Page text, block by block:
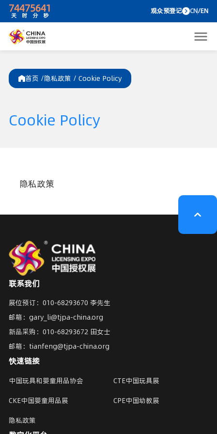
74
天
47
时
56
分
观众预
首页 /隐私政策 / Cookie Policy
Cookie Policy
隐私政策
联系我们
展位预订： 010-68293670 李先生
邮箱： gary_li@tjpa-china.org
新品采购： 010-68293672 田女士
邮箱： tianfeng@tjpa-china.org
快速链接
中国玩具和婴童用品协会 CTE中国玩具展
CKE中国婴童用品展 CPE中国幼教展
隐私政策